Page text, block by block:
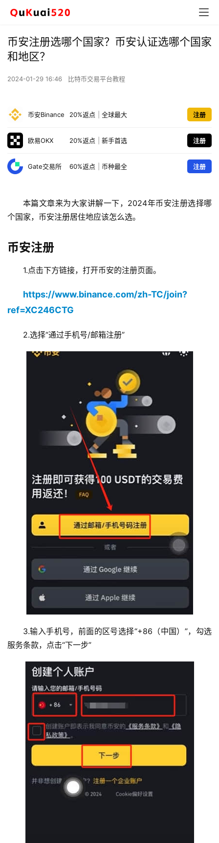
币安注册选哪个国家？币安认证选哪个国家
和地区？
2024-01-29 16:46 比特币交易平台教程
币安Binance 20%返点 全球最大 注册
欧易OKX 20%返点 新手首选 注册
Gate交易所 60%返点 币种最全 注册
本篇文章来为大家讲解一下，2024年币安注册选择哪
个国家，币安注册居住地应该怎么选。
币安注册
1.点击下方链接，打开币安的注册页面。
https://www.binance.com/zh-TC/join?
ref=XC246CTG
2.选择“通过手机号/邮箱注册”
3.输入手机号，前面的区号选择“+86（中国）”，勾选
服务条款，点击“下一步”